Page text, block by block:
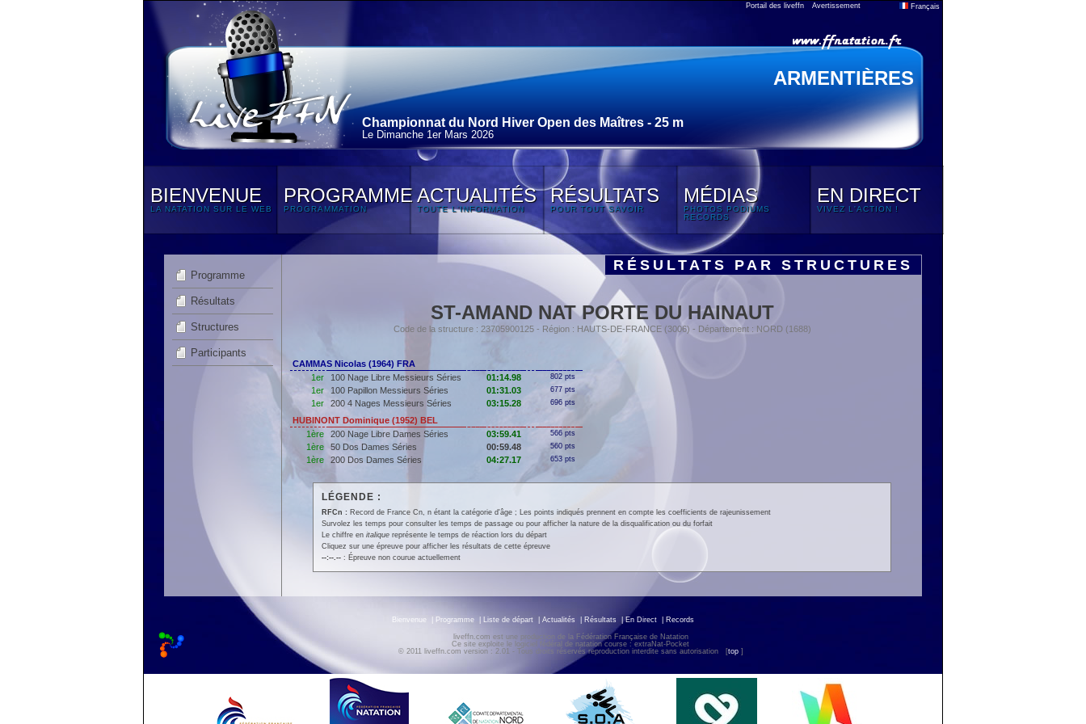
Portail des liveffn Avertissement Français
ARMENTIÈRES
Championnat du Nord Hiver Open des Maîtres - 25 m
Le Dimanche 1erMars 2026
BIENVENUE
LA NATATION SUR LE WEB
PROGRAMME
PROGRAMMATION
ACTUALITÉS
TOUTE L'INFORMATION
RÉSULTATS
POUR TOUT SAVOIR
MÉDIAS
PHOTOS PODIUMS
RECORDS
EN DIRECT
VIVEZ L'ACTION !
Programme
Résultats
Structures
Participants
RÉSULTATS PAR STRUCTURES
ST-AMAND NAT PORTE DU HAINAUT
Code de la structure : 23705900125 - Région : HAUTS-DE-FRANCE (3006) - Département : NORD (1688)
CAMMAS Nicolas (1964) FRA
1er
100 Nage Libre Messieurs Séries 01:14.98 802 pts
1er 100 Papillon Messieurs Séries 01:31.03 677 pts
1er 200 4 Nages Messieurs Séries 03:15.28 696 pts
HUBINONT Dominique (1952) BEL
1ère
200 Nage Libre Dames Séries 03:59.41 566 pts
1ère 50 Dos Dames Séries 00:59.48 560 pts
1ère 200 Dos Dames Séries 04:27.17 653 pts
LÉGENDE :
RFCn : Record de France Cn, n étant la catégorie d'âge ; Les points indiqués prennent en compte les coefficients de rajeunissement
Survolez les temps pour consulter les temps de passage ou pour afficher la nature de la disqualification ou du forfait
Le chiffre en italiquereprésente le temps de réaction lors du départ
Cliquez sur une épreuve pour afficher les résultats de cette épreuve
--:--.--: Épreuve non courue actuellement
Bienvenue Programme Liste de départ Actualités Résultats |En Direct Records
liveffn.com est une production de la Fédération Française de Natation
Ce site exploite le logiciel fédéral de natation course : extraNat-Pocket
© 2011 liveffn.com version : 2.01 - Tous droits réservés reproduction interdite sans autorisation
[top ]